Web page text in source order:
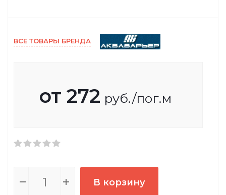
ВСЕ ТОВАРЫ БРЕНДА
от 272 руб./пог.м
В корзину